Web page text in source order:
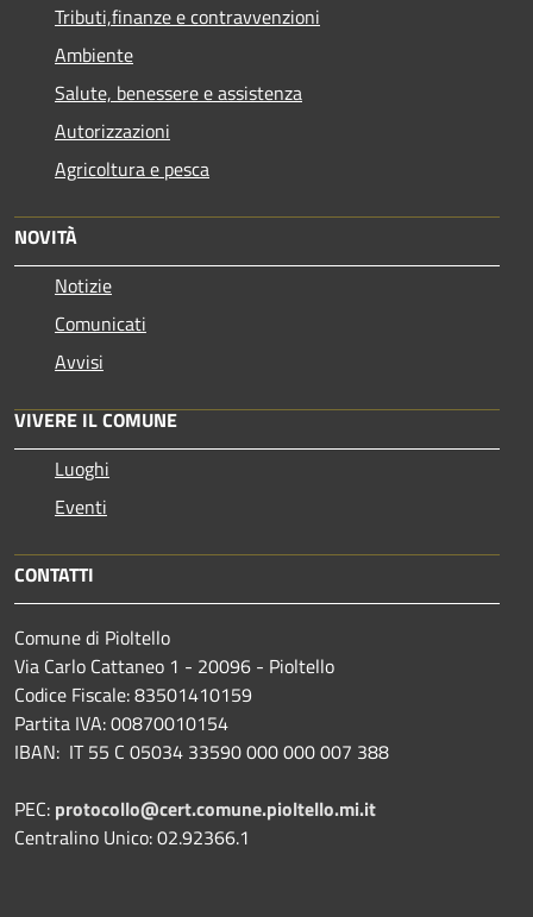
Tributi,finanze e contravvenzioni
Ambiente
Salute, benessere e assistenza
Autorizzazioni
Agricoltura e pesca
NOVITÀ
Notizie
Comunicati
Avvisi
VIVERE IL COMUNE
Luoghi
Eventi
CONTATTI
Comune di Pioltello
Via Carlo Cattaneo 1 - 20096 - Pioltello
Codice Fiscale: 83501410159
Partita IVA: 00870010154
IBAN: IT 55 C 05034 33590 000 000 007 388
PEC: protocollo@cert.comune.pioltello.mi.it
Centralino Unico: 02.92366.1